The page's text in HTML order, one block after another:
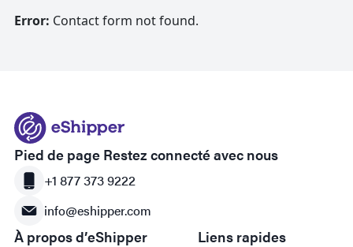
Error: Contact form not found.
Pied de page Restez connecté avec nous
+1 877 373 9222
info@eshipper.com
À propos d’eShipper
Liens rapides